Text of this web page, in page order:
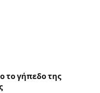
το γήπεδο της